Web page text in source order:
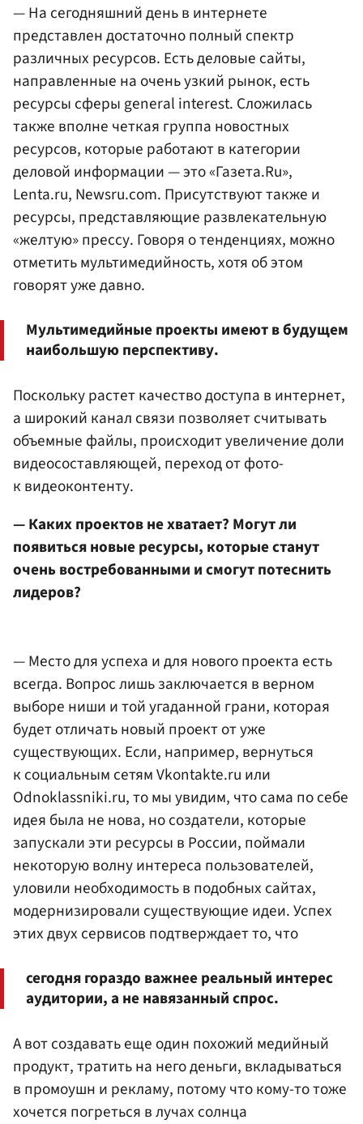
— На сегодняшний день в интернете
представлен достаточно полный спектр
различных ресурсов. Есть деловые сайты,
направленные на очень узкий рынок, есть
ресурсы сферы general interest. Сложилась
также вполне четкая группа новостных
ресурсов, которые работают в категории
деловой информации — это «Газета.Ru»,
Lenta.ru, Newsru.com. Присутствуют также и
ресурсы, представляющие развлекательную
«желтую» прессу. Говоря о тенденциях, можно
отметить мультимедийность, хотя об этом
говорят уже давно.
Мультимедийные проекты имеют в будущем
наибольшую перспективу.
Поскольку растет качество доступа в интернет,
а широкий канал связи позволяет считывать
объемные файлы, происходит увеличение доли
видеосоставляющей, переход от фото-
к видеоконтенту.
— Каких проектов не хватает? Могут ли
появиться новые ресурсы, которые станут
очень востребованными и смогут потеснить
лидеров?
— Место для успеха и для нового проекта есть
всегда. Вопрос лишь заключается в верном
выборе ниши и той угаданной грани, которая
будет отличать новый проект от уже
существующих. Если, например, вернуться
к социальным сетям Vkontakte.ru или
Odnoklassniki.ru, то мы увидим, что сама по себе
идея была не нова, но создатели, которые
запускали эти ресурсы в России, поймали
некоторую волну интереса пользователей,
уловили необходимость в подобных сайтах,
модернизировали существующие идеи. Успех
этих двух сервисов подтверждает то, что
сегодня гораздо важнее реальный интерес
аудитории, а не навязанный спрос.
А вот создавать еще один похожий медийный
продукт, тратить на него деньги, вкладываться
в промоушн и рекламу, потому что кому-то тоже
хочется погреться в лучах солнца